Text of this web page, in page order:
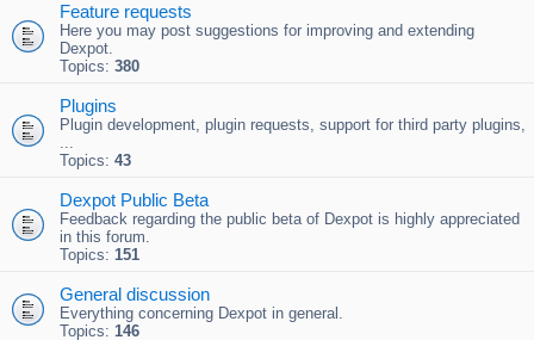
Feature requests
Here you may post suggestions for improving and extending
Dexpot.
Topics: 380
Plugins
Plugin development, plugin requests, support for third party plugins,
...
Topics: 43
Dexpot Public Beta
Feedback regarding the public beta of Dexpot is highly appreciated
in this forum.
Topics: 151
General discussion
Everything concerning Dexpot in general.
Topics: 146